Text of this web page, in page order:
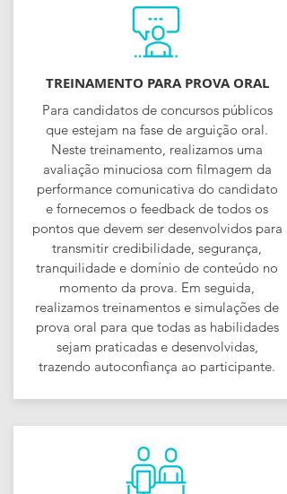
TREINAMENTO PARA PROVA ORAL
Para candidatos de concursos públicos
que estejam na fase de arguição oral.
Neste treinamento, realizamos uma
avaliação minuciosa com filmagem da
performance comunicativa do candidato
e fornecemos o feedback de todos os
pontos que devem ser desenvolvidos para
transmitir credibilidade, segurança,
tranquilidade e domínio de conteúdo no
momento da prova. Em seguida,
realizamos treinamentos e simulações de
prova oral para que todas as habilidades
sejam praticadas e desenvolvidas,
trazendo autoconfiança ao participante.